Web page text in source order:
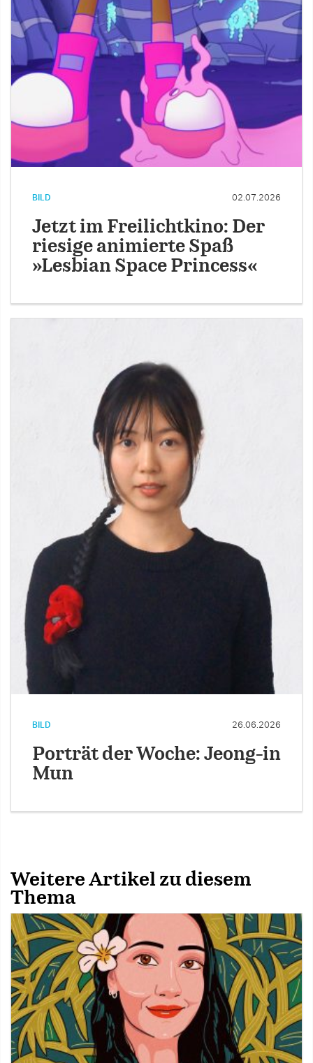
BILD 02.07.2026
Jetzt im Freilichtkino: Der
riesige animierte Spaß
»Lesbian Space Princess«
BILD 26.06.2026
Porträt der Woche: Jeong-in
Mun
Weitere Artikel zu diesem
Thema